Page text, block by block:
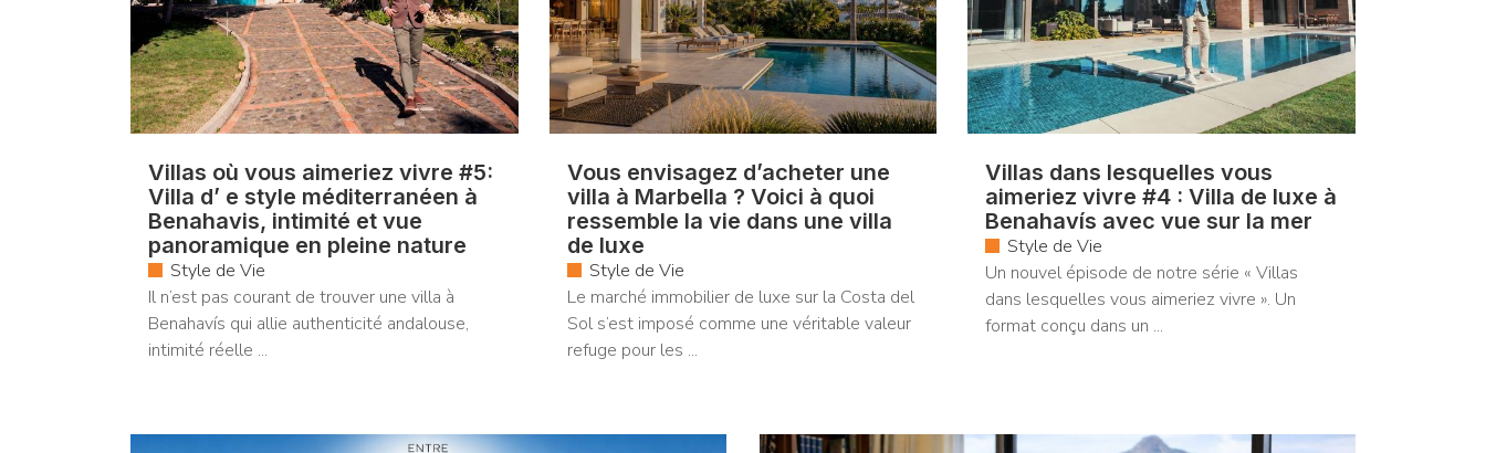
Villas où vous aimeriez vivre #5:
Villa d’ e style méditerranéen à
Benahavis, intimité et vue
panoramique en pleine nature
Style de Vie
Il n’est pas courant de trouver une villa à
Benahavís qui allie authenticité andalouse,
intimité réelle ...
Vous envisagez d’acheter une
villa à Marbella ? Voici à quoi
ressemble la vie dans une villa
de luxe
Style de Vie
Le marché immobilier de luxe sur la Costa del
Sol s’est imposé comme une véritable valeur
refuge pour les ...
Villas dans lesquelles vous
aimeriez vivre #4 : Villa de luxe à
Benahavís avec vue sur la mer
Style de Vie
Un nouvel épisode de notre série « Villas
dans lesquelles vous aimeriez vivre ». Un
format conçu dans un ...